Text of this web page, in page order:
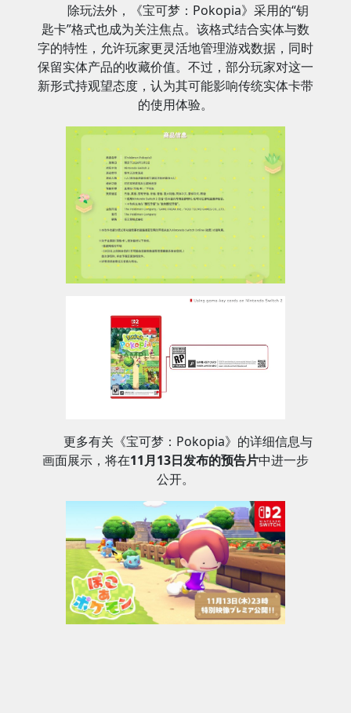
除玩法外，《宝可梦：Pokopia》采用的“钥
匙卡”格式也成为关注焦点。该格式结合实体与数
字的特性，允许玩家更灵活地管理游戏数据，同时
保留实体产品的收藏价值。不过，部分玩家对这一
新形式持观望态度，认为其可能影响传统实体卡带
的使用体验。
更多有关《宝可梦：Pokopia》的详细信息与
画面展示，将在11月13日发布的预告片中进一步
公开。